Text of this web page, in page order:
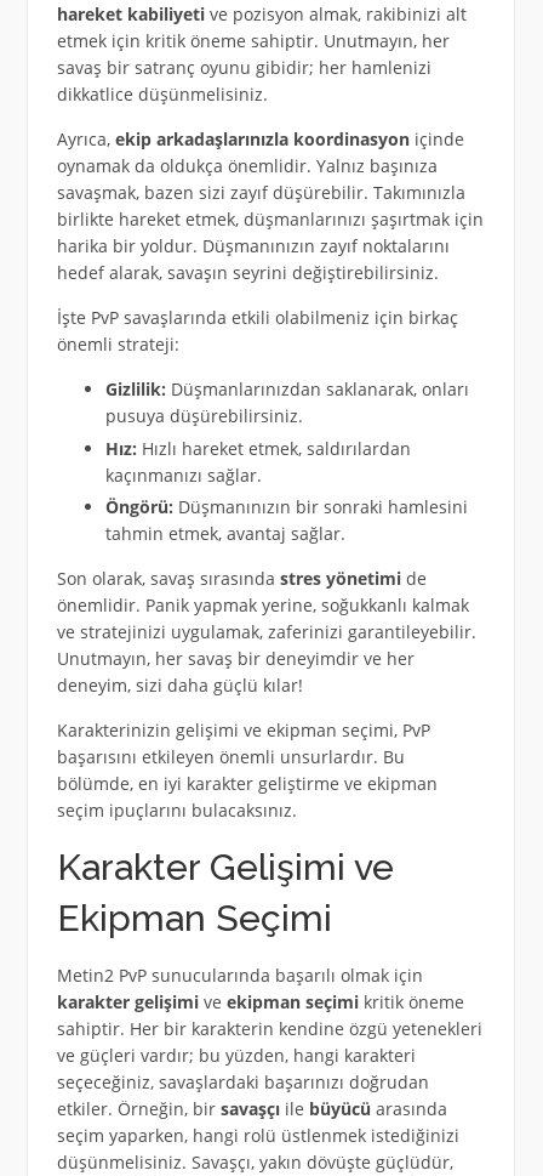
hareket kabiliyetive pozisyon almak, rakibinizi alt
etmek için kritik öneme sahiptir. Unutmayın, her
savaş bir satranç oyunu gibidir; her hamlenizi
dikkatlice düşünmelisiniz.
Ayrıca, ekip arkadaşlarınızla koordinasyoniçinde
oynamak da oldukça önemlidir. Yalnız başınıza
savaşmak, bazen sizi zayıf düşürebilir. Takımınızla
birlikte hareket etmek, düşmanlarınızı şaşırtmak için
harika bir yoldur. Düşmanınızın zayıf noktalarını
hedef alarak, savaşın seyrini değiştirebilirsiniz.
İşte PvP savaşlarında etkili olabilmeniz için birkaç
önemli strateji:
Gizlilik: Düşmanlarınızdan saklanarak, onları
pusuya düşürebilirsiniz.
Hız: Hızlı hareket etmek, saldırılardan
kaçınmanızı sağlar.
Öngörü: Düşmanınızın bir sonraki hamlesini
tahmin etmek, avantaj sağlar.
Son olarak, savaş sırasında stres yönetimide
önemlidir. Panik yapmak yerine, soğukkanlı kalmak
ve stratejinizi uygulamak, zaferinizi garantileyebilir.
Unutmayın, her savaş bir deneyimdir ve her
deneyim, sizi daha güçlü kılar!
Karakterinizin gelişimi ve ekipman seçimi, PvP
başarısını etkileyen önemli unsurlardır. Bu
bölümde, en iyi karakter geliştirme ve ekipman
seçim ipuçlarını bulacaksınız.
Karakter Gelişimi ve
Ekipman Seçimi
Metin2 PvP sunucularında başarılı olmak için
karakter gelişimive ekipman seçimikritik öneme
sahiptir. Her bir karakterin kendine özgü yetenekleri
ve güçleri vardır; bu yüzden, hangi karakteri
seçeceğiniz, savaşlardaki başarınızı doğrudan
etkiler. Örneğin, bir savaşçıile büyücü arasında
seçim yaparken, hangi rolü üstlenmek istediğinizi
düşünmelisiniz. Savaşçı, yakın dövüşte güçlüdür,